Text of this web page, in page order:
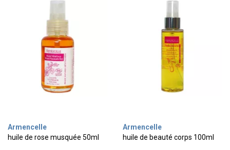
Armencelle
huile de rose musquée 50ml
Armencelle
huile de beauté corps 100ml